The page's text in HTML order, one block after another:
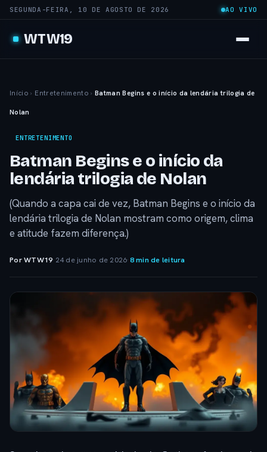
SEGUNDA-FEIRA, 10 DE AGOSTO DE 2026 AO VIVO
WTW19
Início › Entretenimento › Batman Begins e o início da lendária trilogia de
Nolan
ENTRETENIMENTO
Batman Begins e o início da
lendária trilogia de Nolan
(Quando a capa cai de vez, Batman Begins e o início da
lendária trilogia de Nolan mostram como origem, clima
e atitude fazem diferença.)
Por WTW19· 24 de junho de 2026·8 min de leitura